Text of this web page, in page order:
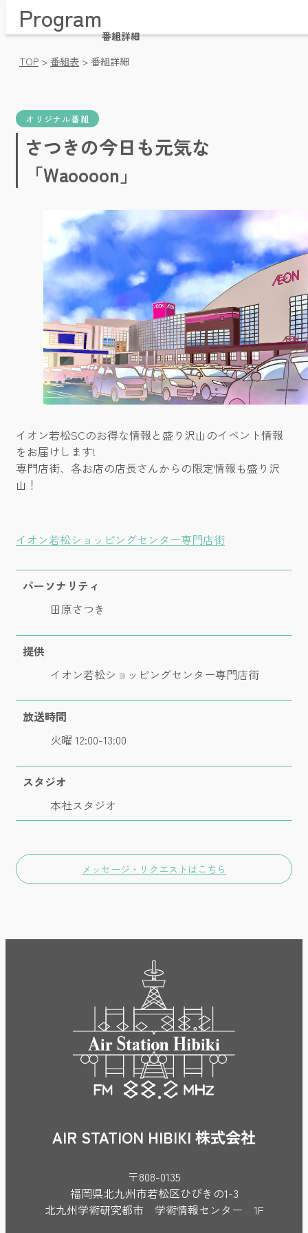
Home / トップページ
Time Table / 番組表
Message / メッセージ・リクエスト
Facebook / フェイスブック
Program
番組詳細
TOP >番組表 >番組詳細
オリジナル番組
さつきの今日も元気な
「Waoooon」
イオン若松SCのお得な情報と盛り沢山のイベント情報
をお届けします!
専門店街、各お店の店長さんからの限定情報も盛り沢
山！
イオン若松ショッピングセンター専門店街
パーソナリティ
田原さつき
提供
イオン若松ショッピングセンター専門店街
放送時間
火曜 12:00-13:00
スタジオ
本社スタジオ
メッセージ・リクエストはこちら
AIR STATION HIBIKI 株式会社
〒808-0135
福岡県北九州市若松区ひびきの1-3
北九州学術研究都市 学術情報センター 1F